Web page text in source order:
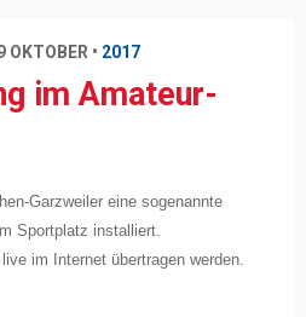
OKTOBER • 2017
im Amateur-
Garzweiler eine sogenannte
Sportplatz installiert.
im Internet übertragen werden.